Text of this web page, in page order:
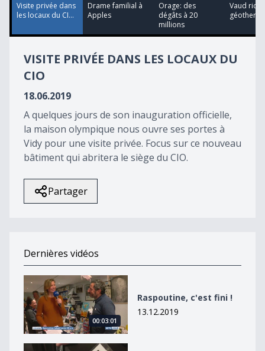
15
seconds
Visite privée dans
les locaux du CI...
Drame familial à
Apples
Orage: des
dégâts à 20
millions
Vaud
VISITE PRIVÉE DANS LES LOCAUX DU
CIO
18.06.2019
A quelques jours de son inauguration officielle,
la maison olympique nous ouvre ses portes à
Vidy pour une visite privée. Focus sur ce nouveau
bâtiment qui abritera le siège du CIO.
Partager
Dernières vidéos
Raspoutine, c&#039;est fini !
00:03:01
Raspoutine, c'est fini !
13.12.2019